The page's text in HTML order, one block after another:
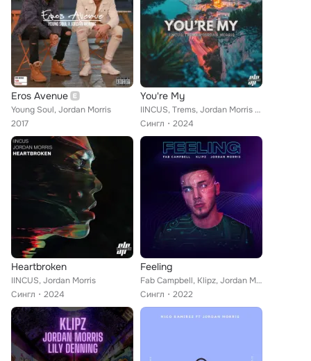
Eros Avenue
Young Soul, Jordan Morris
2017
You're My
IINCUS, Trems, Jordan Morris feat. Klipz, Fab Campbell
Сингл
2024
Heartbroken
IINCUS, Jordan Morris
Сингл
2024
Feeling
Fab Campbell, Klipz, Jordan Morris
Сингл
2022